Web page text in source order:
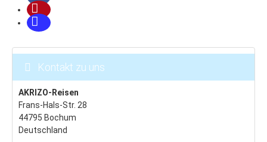
Beskiden
Schneeinfo
Silvester
Silvester in London
Silvester in Prag
Hotels & Pensionen
Kontakt zu uns
AKRIZO-Reisen
Frans-Hals-Str. 28
44795 Bochum
Deutschland